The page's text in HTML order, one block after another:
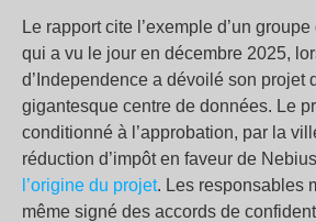
Le rapport cite l’exemple d’un
qui a vu le jour en décembre 2025,
d’Independence a dévoilé son projet
gigantesque centre de données. Le
conditionné à l’approbation, par la
réduction d’impôt en faveur de
l’origine du projet. Les responsables
même signé des accords de